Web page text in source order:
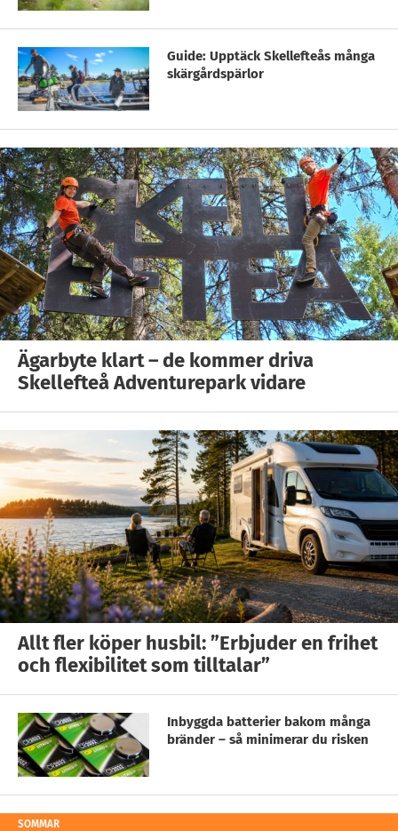
Guide: Upptäck Skellefteås många
skärgårdspärlor
Ägarbyte klart – de kommer driva
Skellefteå Adventurepark vidare
Allt fler köper husbil: ”Erbjuder en frihet
och flexibilitet som tilltalar”
Inbyggda batterier bakom många
bränder – så minimerar du risken
SOMMAR